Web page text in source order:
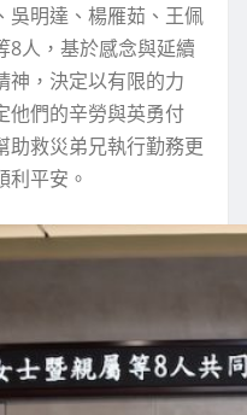
吳明達、楊雁茹、王佩
8人，基於感念與延續
神，決定以有限的力
他們的辛勞與英勇付
助救災弟兄執行勤務更
利平安。